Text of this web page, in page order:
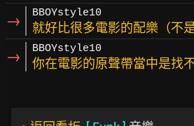
→ BBOYstyle10
就好比很多電影的配樂（不
→ BBOYstyle10
你在電影的原聲帶當中是找